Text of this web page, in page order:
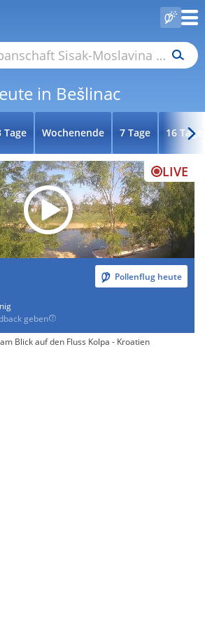
in Bešlinac
Tage Wochenende 7 Tage 16 Tage
LIVE
Pollenflug heute
geben
Blick auf den Fluss Kolpa - Kroatien